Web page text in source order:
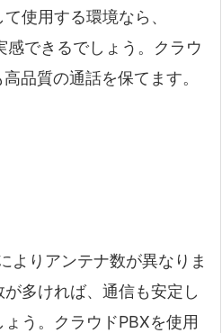
使用する環境なら、
感できるでしょう。クラウ
品質の通話を保てます。
よりアンテナ数が異なりま
多ければ、通信も安定し
う。クラウドPBXを使用